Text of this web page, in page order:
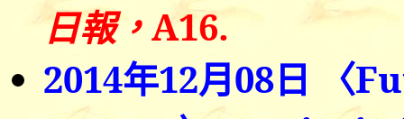
日報，A16.
2014年12月08日 〈